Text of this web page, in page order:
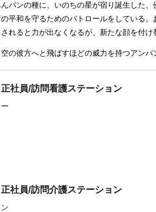
パンの種に、いのちの星が宿り誕生した
平和を守るためのパトロールをしている
れると力が出なくなるが、新たな顔を付け
空の彼方へと飛ばすほどの威力を持つアンパ
正社員/訪問看護ステーション
正社員/訪問介護ステーション